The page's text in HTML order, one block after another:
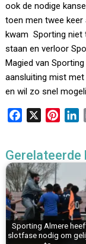
ook de nodige
toen men twee keer
kwam Sporting niet
staan en verloor
Magied van
aansluiting mist
en wil zo snel
e
b
o
o
k
t
r
e
s
t
k
d
I
n
Gerelateerde
Sporting Almere
slotfase nodig om